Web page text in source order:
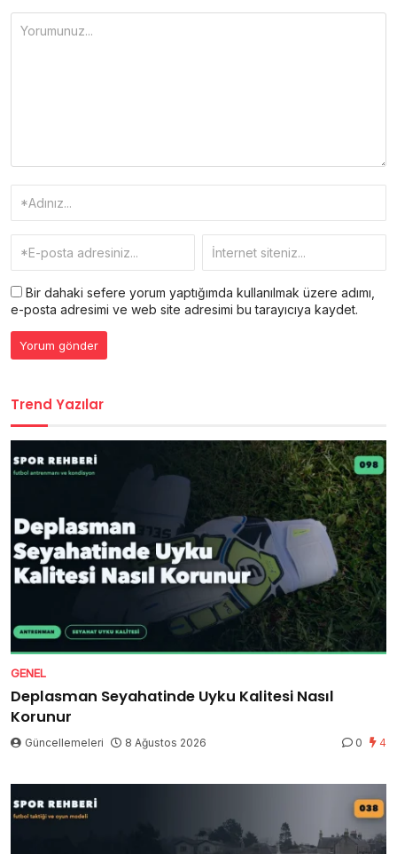
Bir dahaki sefere yorum yaptığımda kullanılmak üzere adımı,
e-posta adresimi ve web site adresimi bu tarayıcıya kaydet.
Trend Yazılar
GENEL
Deplasman Seyahatinde Uyku Kalitesi Nasıl
Korunur
Güncellemeleri 8 Ağustos 2026 0 4